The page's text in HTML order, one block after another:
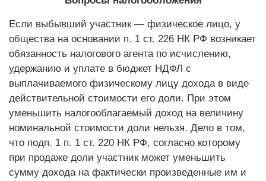
Если выбывший участник — физическое лицо, у
общества на основании п. 1 ст. 226 НК РФ возникает
обязанность налогового агента по исчислению,
удержанию и уплате в бюджет НДФЛ с
выплачиваемого физическому лицу дохода в виде
действительной стоимости его доли. При этом
уменьшить налогооблагаемый доход на величину
номинальной стоимости доли нельзя. Дело в том,
что подп. 1 п. 1 ст. 220 НК РФ, согласно которому
при продаже доли участник может уменьшить
сумму дохода на фактически произведенные им и